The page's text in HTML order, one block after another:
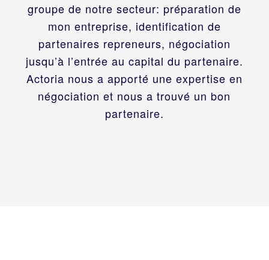
groupe de notre secteur: préparation de
mon entreprise, identification de
partenaires repreneurs, négociation
jusqu’à l’entrée au capital du partenaire.
Actoria nous a apporté une expertise en
négociation et nous a trouvé un bon
partenaire.